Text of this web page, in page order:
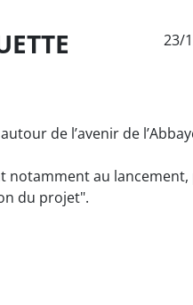
23/
de l’avenir de
notamment au lancement,
du projet".